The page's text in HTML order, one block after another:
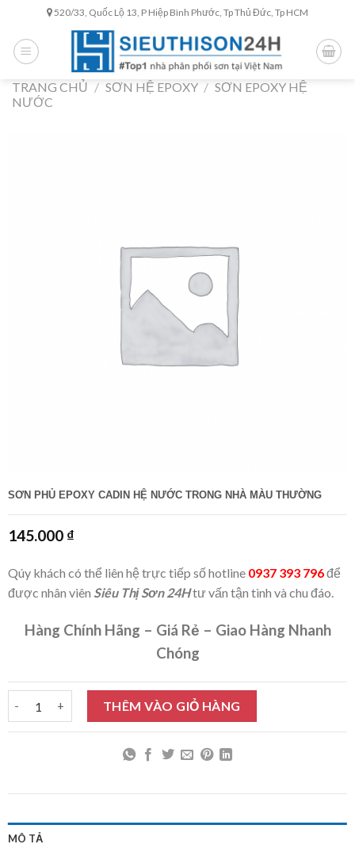
content
520/33, Quốc Lộ 13, P Hiệp Bình Phước, Tp Thủ Đức, Tp HCM
TRANG CHỦ / SƠN HỆ EPOXY / SƠN EPOXY HỆ
NƯỚC
SƠN PHỦ EPOXY CADIN HỆ NƯỚC TRONG NHÀ MÀU THƯỜNG
145.000 ₫
Qúy khách có thể liên hệ trực tiếp số hotline 0937 393 796để
được nhân viên Siêu Thị Sơn 24Htư vấn tận tình và chu đáo.
Hàng Chính Hãng – Giá Rẻ – Giao Hàng Nhanh
Chóng
Sơn phủ Epoxy Cadin hệ nước trong nhà màu thường số lượng
THÊM VÀO GIỎ HÀNG
MÔ TẢ